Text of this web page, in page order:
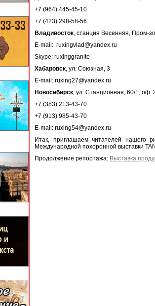
+7 (964) 445-45-10
+7 (423) 298-58-56
Владивосток, станция Весенняя, Пром-
E-mail: ruxingvlad@yandex.ru
Skype: ruxinggranite
Хабаровск, ул. Союзная, 3
E-mail: ruxing27@yandex.ru
Новосибирск, ул. Станционная, 60/1, оф.
+7 (383) 213-43-70
+7 (913) 985-43-70
E-mail: ruxing54@yandex.ru
Итак, приглашаем читателей нашего
Международной похоронной выставки
Продолжение репортажа: Выставка